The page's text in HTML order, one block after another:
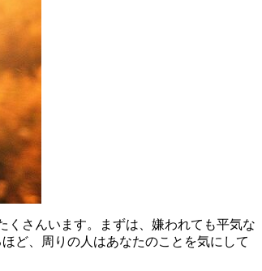
くさんいます。まずは、嫌われても平気な
ど、周りの人はあなたのことを気にして